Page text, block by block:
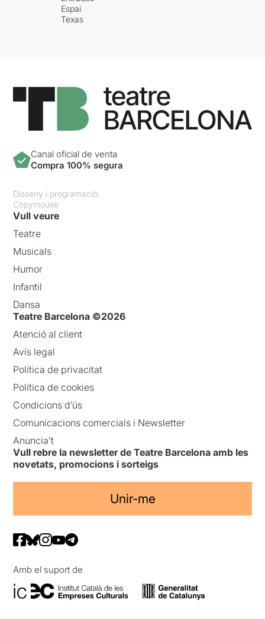
Espai
Texas
Canal oficial de venta
Compra 100% segura
Disseny i programació:
Copymouse
Vull veure
Teatre
Musicals
Humor
Infantil
Dansa
Teatre Barcelona ©2026
Atenció al client
Avís legal
Política de privacitat
Política de cookies
Condicions d’ús
Comunicacions comercials i Newsletter
Anuncia’t
Vull rebre la newsletter de Teatre Barcelona amb les
novetats, promocions i sorteigs
Unir-me
Amb el suport de